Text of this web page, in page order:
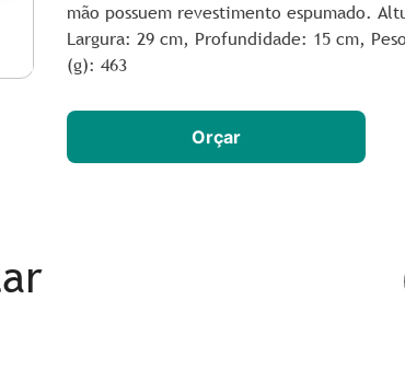
mão possuem revestimento espumado.
Largura: 29 cm, Profundidade: 15 cm,
(g): 463
Orçar